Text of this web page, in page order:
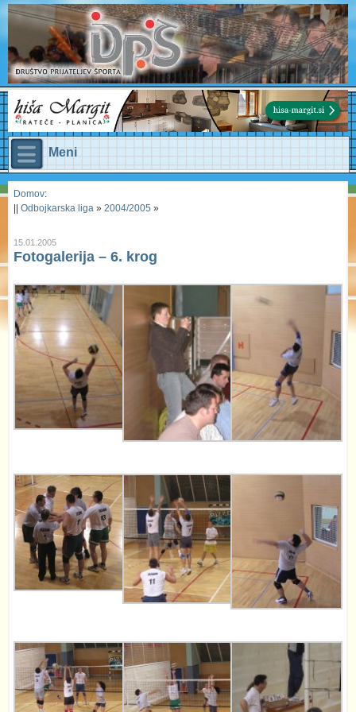
Meni
Domov:
Odbojkarska liga » 2004/2005 »
15.01.2005
Fotogalerija – 6. krog